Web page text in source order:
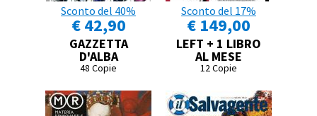
Sconto del 40%
€ 42,90
GAZZETTA
D'ALBA
48 Copie
Sconto del 17%
€ 149,00
LEFT + 1 LIBRO
AL MESE
12 Copie